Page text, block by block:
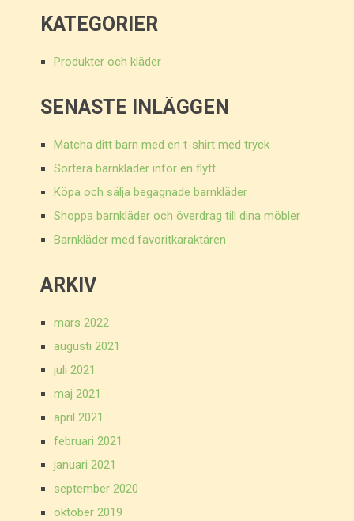
KATEGORIER
Produkter och kläder
SENASTE INLÄGGEN
Matcha ditt barn med en t-shirt med tryck
Sortera barnkläder inför en flytt
Köpa och sälja begagnade barnkläder
Shoppa barnkläder och överdrag till dina möbler
Barnkläder med favoritkaraktären
ARKIV
mars 2022
augusti 2021
juli 2021
maj 2021
april 2021
februari 2021
januari 2021
september 2020
oktober 2019